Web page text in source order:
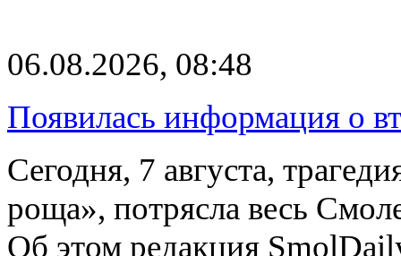
06.08.2026, 08:48
Появилась информация о
Сегодня, 7 августа,
роща», потрясла весь
Об этом редакция